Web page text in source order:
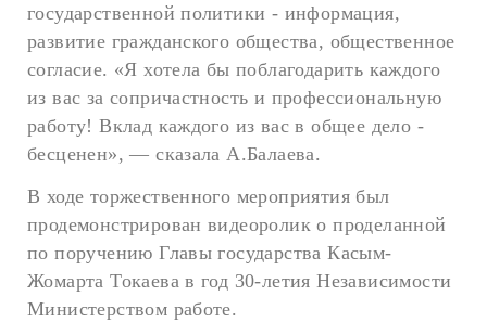
государственной политики - информация,
развитие гражданского общества, общественное
согласие. «Я хотела бы поблагодарить каждого
из вас за сопричастность и профессиональную
работу! Вклад каждого из вас в общее дело -
бесценен», — сказала А.Балаева.
В ходе торжественного мероприятия был
продемонстрирован видеоролик о проделанной
по поручению Главы государства Касым-
Жомарта Токаева в год 30-летия Независимости
Министерством работе.